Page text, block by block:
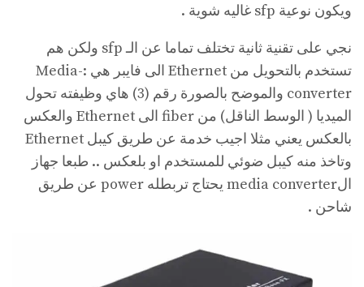
ويكون نوعية sfp غاليه شوية .
نجي على تقنية ثانية تختلف تماما عن الـ sfp ولكن هم
تستخدم بالتحويل من Ethernet الى فايبر هي :-Media
converter والموضح بالصورة رقم (3) هاي وظيفته تحول
الميديا ( الوسط الناقل) من fiber الى Ethernet والعكس
بالعكس يعني مثلا اجيب خدمة عن طريق كيبل Ethernet
وتاخذ منه كيبل ضوئي للمستخدم او بلعكس .. طبعا جهاز
الmedia converter يحتاج تربطله power عن طريق
شاحن .